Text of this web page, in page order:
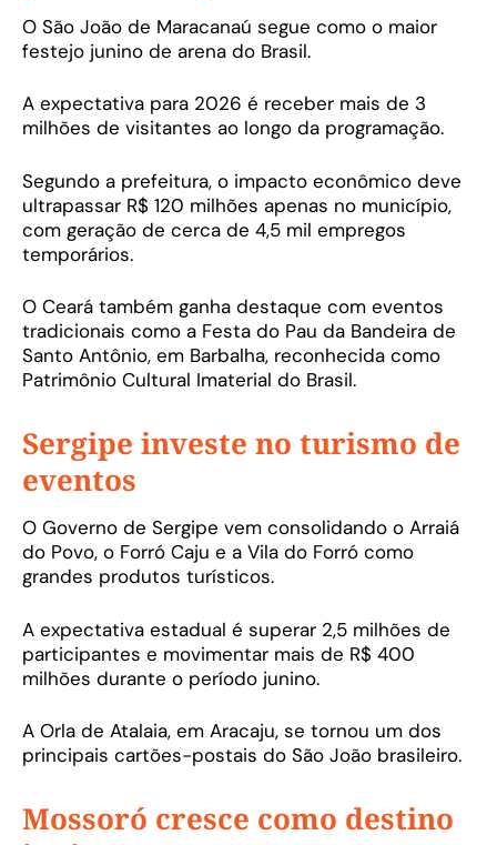
O São João de Maracanaú segue como o maior
festejo junino de arena do Brasil.
A expectativa para 2026 é receber mais de 3
milhões de visitantes ao longo da programação.
Segundo a prefeitura, o impacto econômico deve
ultrapassar R$ 120 milhões apenas no município,
com geração de cerca de 4,5 mil empregos
temporários.
O Ceará também ganha destaque com eventos
tradicionais como a Festa do Pau da Bandeira de
Santo Antônio, em Barbalha, reconhecida como
Patrimônio Cultural Imaterial do Brasil.
Sergipe investe no turismo de
eventos
O Governo de Sergipe vem consolidando o Arraiá
do Povo, o Forró Caju e a Vila do Forró como
grandes produtos turísticos.
A expectativa estadual é superar 2,5 milhões de
participantes e movimentar mais de R$ 400
milhões durante o período junino.
A Orla de Atalaia, em Aracaju, se tornou um dos
principais cartões-postais do São João brasileiro.
Mossoró cresce como destino